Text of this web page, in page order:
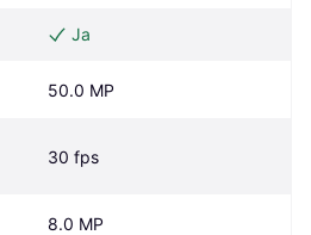
Ja
50.0 MP
30 fps
8.0 MP